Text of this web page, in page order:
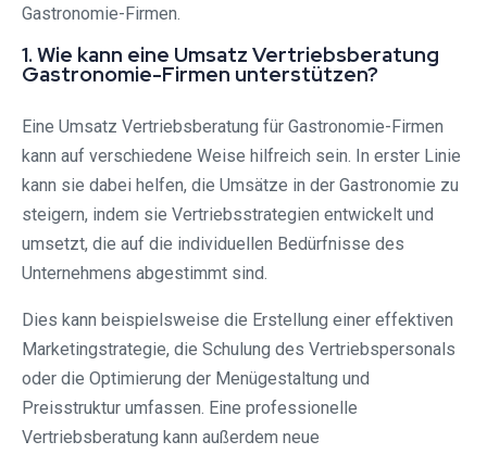
Gastronomie-Firmen.
1. Wie kann eine Umsatz Vertriebsberatung
Gastronomie-Firmen unterstützen?
Eine Umsatz Vertriebsberatung für Gastronomie-Firmen
kann auf verschiedene Weise hilfreich sein. In erster Linie
kann sie dabei helfen, die Umsätze in der Gastronomie zu
steigern, indem sie Vertriebsstrategien entwickelt und
umsetzt, die auf die individuellen Bedürfnisse des
Unternehmens abgestimmt sind.
Dies kann beispielsweise die Erstellung einer effektiven
Marketingstrategie, die Schulung des Vertriebspersonals
oder die Optimierung der Menügestaltung und
Preisstruktur umfassen. Eine professionelle
Vertriebsberatung kann außerdem neue